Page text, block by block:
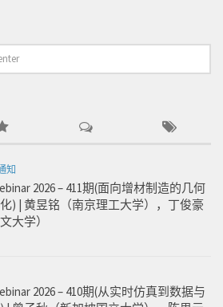
知
2026 – 411期(面向增材制造的几何
) | 黄昱铭（南京理工大学），丁俊豪
大学）
2026 – 410期(从实时仿真到数据与